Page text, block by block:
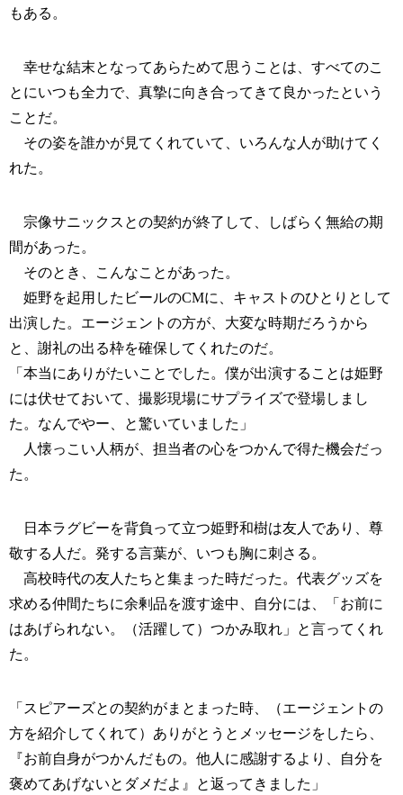
もある。
幸せな結末となってあらためて思うことは、すべてのこ
とにいつも全力で、真摯に向き合ってきて良かったという
ことだ。
その姿を誰かが見てくれていて、いろんな人が助けてく
れた。
宗像サニックスとの契約が終了して、しばらく無給の期
間があった。
そのとき、こんなことがあった。
姫野を起用したビールのCMに、キャストのひとりとして
出演した。エージェントの方が、大変な時期だろうから
と、謝礼の出る枠を確保してくれたのだ。
「本当にありがたいことでした。僕が出演することは姫野
には伏せておいて、撮影現場にサプライズで登場しまし
た。なんでやー、と驚いていました」
人懐っこい人柄が、担当者の心をつかんで得た機会だっ
た。
日本ラグビーを背負って立つ姫野和樹は友人であり、尊
敬する人だ。発する言葉が、いつも胸に刺さる。
高校時代の友人たちと集まった時だった。代表グッズを
求める仲間たちに余剰品を渡す途中、自分には、「お前に
はあげられない。（活躍して）つかみ取れ」と言ってくれ
た。
「スピアーズとの契約がまとまった時、（エージェントの
方を紹介してくれて）ありがとうとメッセージをしたら、
『お前自身がつかんだもの。他人に感謝するより、自分を
褒めてあげないとダメだよ』と返ってきました」